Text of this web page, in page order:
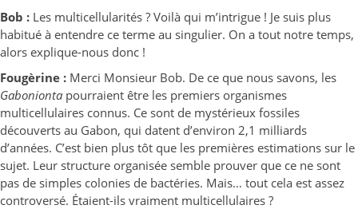
Bob : Les multicellularités ? Voilà qui m’intrigue ! Je suis plus
habitué à entendre ce terme au singulier. On a tout notre temps,
alors explique-nous donc !
Fougèrine : Merci Monsieur Bob. De ce que nous savons, les
Gabonionta pourraient être les premiers organismes
multicellulaires connus. Ce sont de mystérieux fossiles
découverts au Gabon, qui datent d’environ 2,1 milliards
d’années. C’est bien plus tôt que les premières estimations sur le
sujet. Leur structure organisée semble prouver que ce ne sont
pas de simples colonies de bactéries. Mais… tout cela est assez
controversé. Étaient-ils vraiment multicellulaires ?